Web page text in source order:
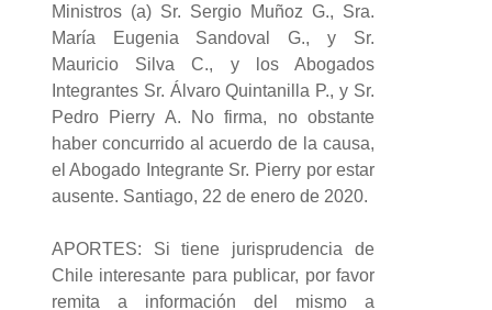
Ministros (a) Sr. Sergio Muñoz G., Sra.
María Eugenia Sandoval G., y Sr.
Mauricio Silva C., y los Abogados
Integrantes Sr. Álvaro Quintanilla P., y Sr.
Pedro Pierry A. No firma, no obstante
haber concurrido al acuerdo de la causa,
el Abogado Integrante Sr. Pierry por estar
ausente. Santiago, 22 de enero de 2020.
APORTES: Si tiene jurisprudencia de
Chile interesante para publicar, por favor
remita a información del mismo a